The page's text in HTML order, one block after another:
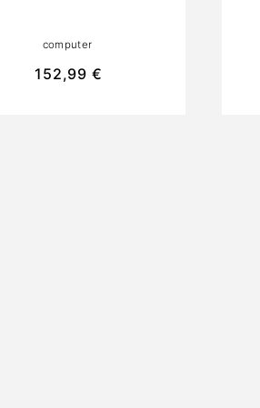
PARA EDICIÓN
DE BANDA DUAL Y
computer
152,99 €